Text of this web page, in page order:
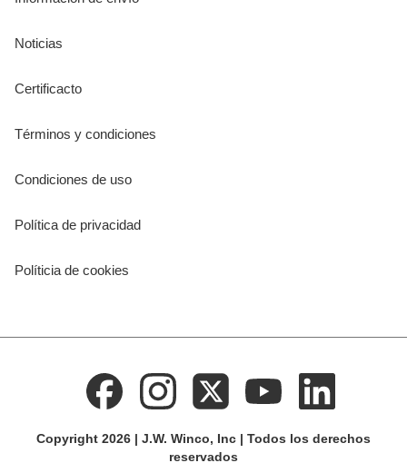
Noticias
Certificacto
Términos y condiciones
Condiciones de uso
Política de privacidad
Políticia de cookies
Copyright 2026 | J.W. Winco, Inc | Todos los derechos
reservados